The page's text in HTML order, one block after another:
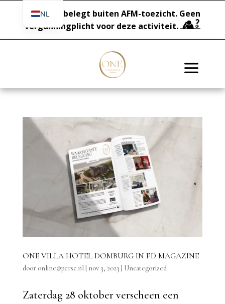
Let op!
U belegt buiten AFM-toezicht. Geen
vergunningplicht voor deze activiteit.
a
ONE VILLA HOTEL DOMBURG IN FD MAGAZINE
door online@persc.nl| nov 3, 2023 Uncategorized
Zaterdag 28 oktober verscheen een
NL
EN